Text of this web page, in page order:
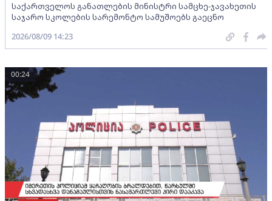
საქართველოს განათლების მინისტრი სამცხე-ჯავახეთის
საჯარო სკოლების სარემონტო სამუშოებს გაეცნო
2026/08/09 14:23
00:24